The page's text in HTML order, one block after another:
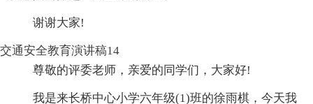
谢谢大家!
交通安全教育演讲稿14
尊敬的评委老师，亲爱的同学们，大家好!
我是来长桥中心小学六年级(1)班的徐雨棋，今天我